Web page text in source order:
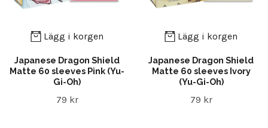
Lägg i korgen
Japanese Dragon Shield
Matte 60 sleeves Pink (Yu-
Gi-Oh)
79 kr
Lägg i korgen
Japanese Dragon Shield
Matte 60 sleeves Ivory
(Yu-Gi-Oh)
79 kr